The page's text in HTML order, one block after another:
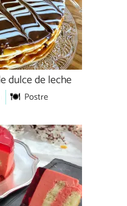
dulce de leche
Postre